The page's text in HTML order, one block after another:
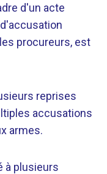
d'un acte
procureurs, est
reprises
accusations
armes.
à plusieurs